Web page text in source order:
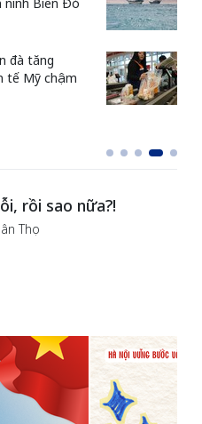
đà tăng
tế Mỹ chậm
rồi sao nữa?!
Thọ